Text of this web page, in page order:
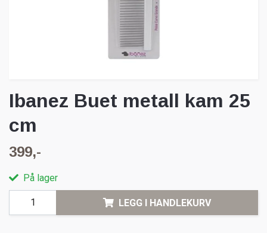
Ibanez Buet metall kam 25
cm
399,-
På lager
LEGG I HANDLEKURV